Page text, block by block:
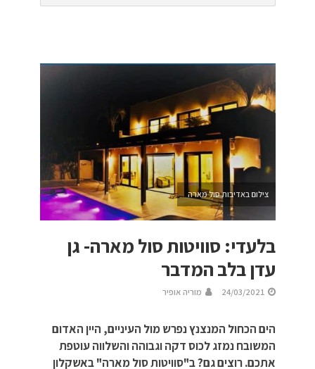
צילום באדיבות סול מארה
בלעדי: סוויטות סול מארה- גן
עדן בלב המדבר
24/03/2021 מוריה אופיר
הים הכחול המנצנץ נפרש מול העיניים, היין האדום
המשובח נמזג לכוס דקה וגבוהה והשלווה עוטפת
אתכם. רוצים גם? ב"סוויטות סול מארה" באשקלון